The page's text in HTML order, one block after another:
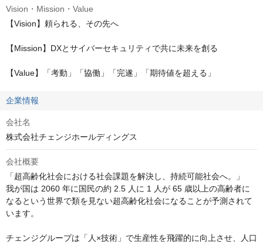
Vision・Mission・Value
【Vision】頼られる、その先へ
【Mission】DXとサイバーセキュリティで共に未来を創る
【Value】「考動」「協働」「完遂」「期待値を超える」
企業情報
会社名
株式会社チェンジホールディングス
会社概要
「超高齢化社会における社会課題を解決し、持続可能社会へ。」
我が国は 2060 年に国民の約 2.5 人に 1 人が 65 歳以上の高齢者に
なるという世界で類を見ない超高齢化社会になることが予測されて
います。
チェンジグループは「人×技術」で生産性を飛躍的に向上させ、人口